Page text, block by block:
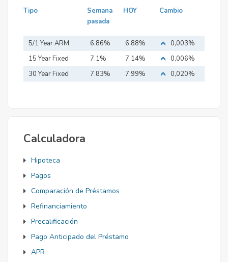
Tipo
Semana
pasada
HOY Cambio
5/1 Year ARM 6.86% 6.88%
0,003%
15 Year Fixed
Mortgage
7.1% 7.14%
0,006%
30 Year Fixed
7.83% 7.99% 0,020%
Calculadora
Hipoteca
Pagos
Comparación de Préstamos
Refinanciamiento
Precalificación
Pago Anticipado del Préstamo
APR